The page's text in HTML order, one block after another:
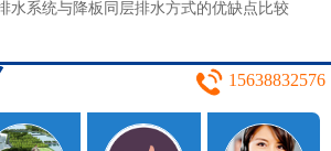
水系统与降板同层排水方式的优缺点比较
15638832576